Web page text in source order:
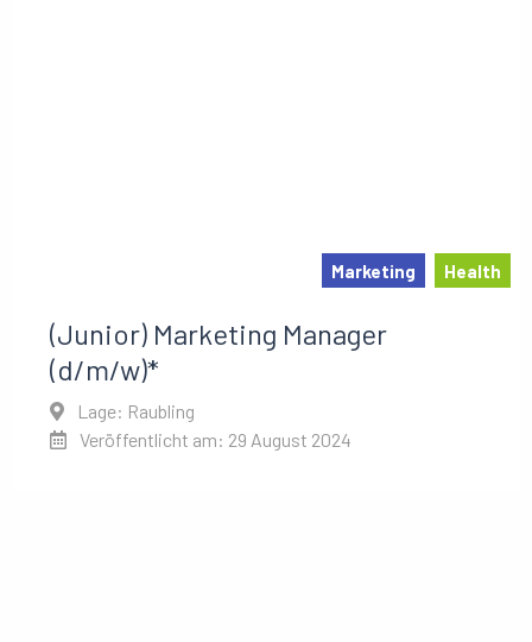
Marketing Health
(Junior) Marketing Manager
(d/m/w)*
Lage: Raubling
Veröffentlicht am: 29 August 2024